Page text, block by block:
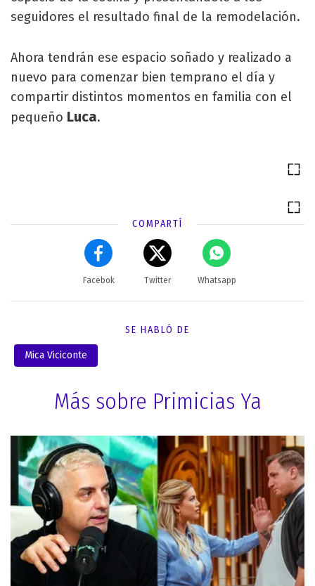
seguidores el resultado final de la remodelación.
Ahora tendrán ese espacio soñado y realizado a
nuevo para comenzar bien temprano el día y
compartir distintos momentos en familia con el
pequeño Luca.
COMPARTÍ
Facebok Twitter Whatsapp
SE HABLÓ DE
Mica Viciconte
Más sobre Primicias Ya